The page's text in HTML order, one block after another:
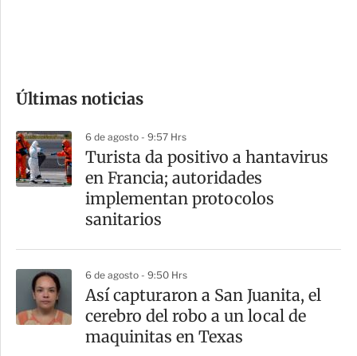
m
a
r
t
Últimas noticias
6 de agosto - 9:57 Hrs
Turista da positivo a hantavirus
en Francia; autoridades
implementan protocolos
sanitarios
6 de agosto - 9:50 Hrs
Así capturaron a San Juanita, el
cerebro del robo a un local de
maquinitas en Texas